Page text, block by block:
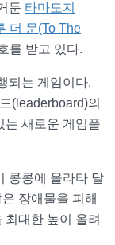
둔 타마도지
더 문(To The
를 받고 있다.
되는 게임이다.
(leaderboard)의
는 새로운 게임플
콩콩에 올라타 달
장애물을 피해
최대한 높이 올려